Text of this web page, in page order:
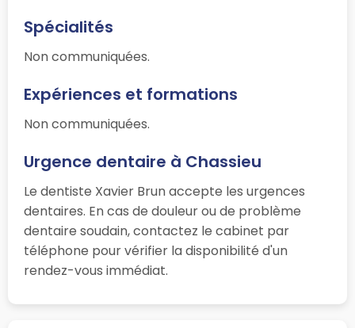
Spécialités
Non communiquées.
Expériences et formations
Non communiquées.
Urgence dentaire à Chassieu
Le dentiste Xavier Brun accepte les urgences
dentaires. En cas de douleur ou de problème
dentaire soudain, contactez le cabinet par
téléphone pour vérifier la disponibilité d'un
rendez-vous immédiat.